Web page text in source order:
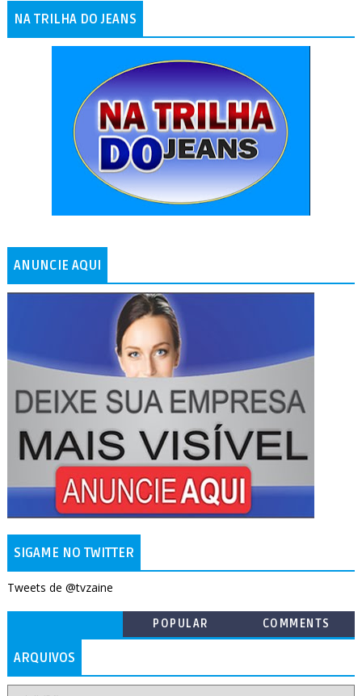
NA TRILHA DO JEANS
ANUNCIE AQUI
SIGAME NO TWITTER
Tweets de @tvzaine
POPULAR COMMENTS
ARQUIVOS